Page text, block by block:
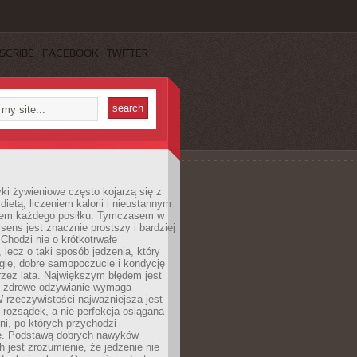
FACEBOOK TWITTER
żywieniowe często kojarzą się z
liczeniem kalorii i nieustannym
każdego posiłku. Tymczasem w
jest znacznie prostszy i bardziej
nie o krótkotrwałe
lecz o taki sposób jedzenia, który
dobre samopoczucie i kondycję
lata. Największym błędem jest
odżywianie wymaga
rzeczywistości najważniejsza jest
rozsądek, a nie perfekcja osiągana
po których przychodzi
Podstawą dobrych nawyków
jest zrozumienie, że jedzenie nie